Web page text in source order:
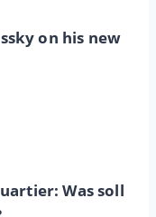
on his new
Was soll